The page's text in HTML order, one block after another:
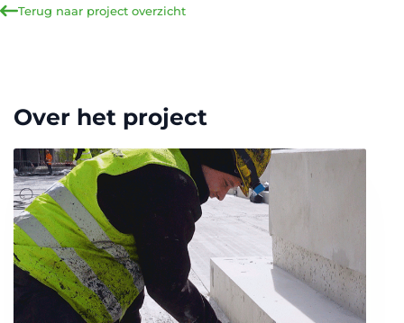
Terug naar project overzicht
Over het project